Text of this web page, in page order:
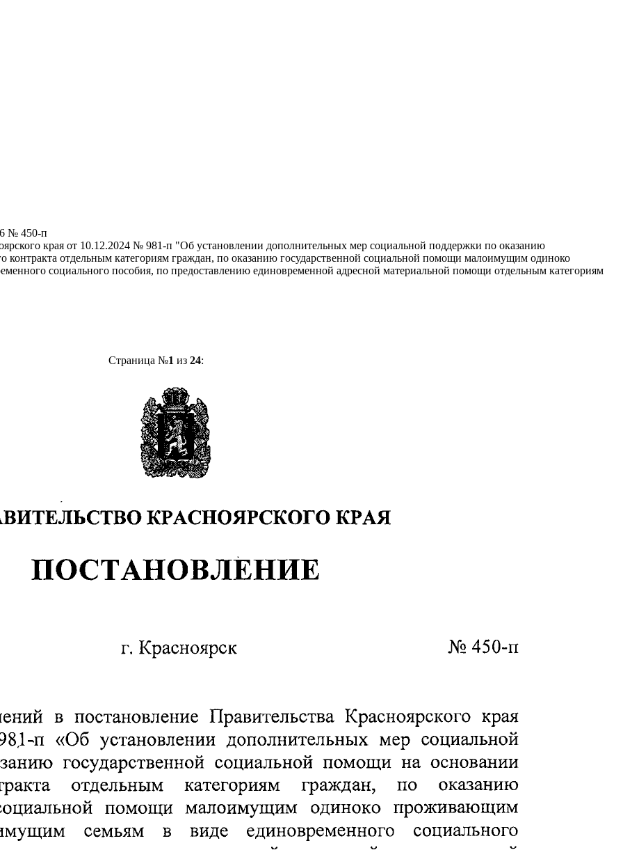
№ 450-п
края от 10.12.2024 № 981-п "Об установлении дополнительных мер социальной поддержки по оказанию
контракта отдельным категориям граждан, по оказанию государственной социальной помощи малоимущим одиноко
социального пособия, по предоставлению единовременной адресной материальной помощи отдельным категориям
Страница №1 из 24: